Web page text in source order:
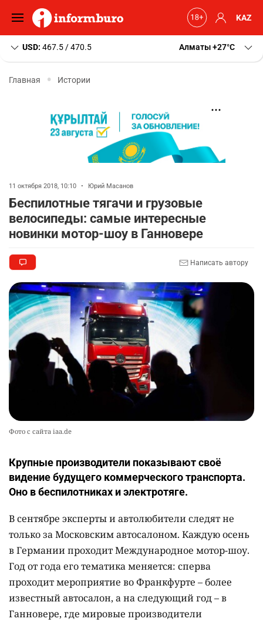
KAZ
USD: 467.5 / 470.5 Алматы+27 C
Главная Истории
11 октября 2018, 10:10 • Юрий Масанов
Беспилотные тягачи и грузовые
велосипеды: самые интересные
новинки мотор-шоу в Ганновере
Написать автору
Фото с сайта iaa.de
Крупные производители показывают своё
видение будущего коммерческого транспорта.
Оно в беспилотниках и электротяге.
В сентябре эксперты и автолюбители следят не
только за Московским автосалоном. Каждую осень
в Германии проходит Международное мотор-шоу.
Год от года его тематика меняется: сперва
проходит мероприятие во Франкфурте – более
известный автосалон, а на следующий год – в
Ганновере, где мировые производители